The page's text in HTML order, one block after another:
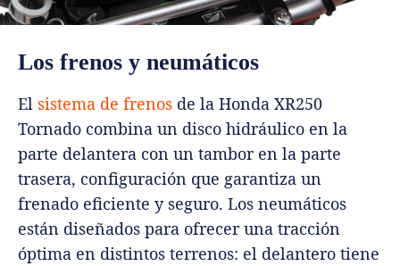
Los frenos y neumáticos
El sistema de frenos de la Honda XR250
Tornado combina un disco hidráulico en la
parte delantera con un tambor en la parte
trasera, configuración que garantiza un
frenado eficiente y seguro. Los neumáticos
están diseñados para ofrecer una tracción
óptima en distintos terrenos: el delantero tiene